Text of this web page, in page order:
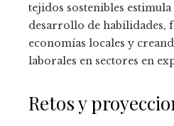
tejidos sostenibles
desarrollo de habilidades,
economías locales y
laborales en sectores en
Retos y